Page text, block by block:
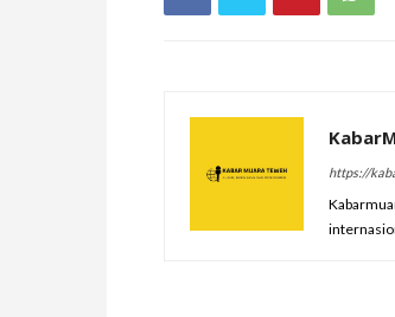
https://